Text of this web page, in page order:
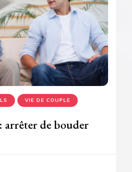
VIE DE COUPLE
arrêter de bouder